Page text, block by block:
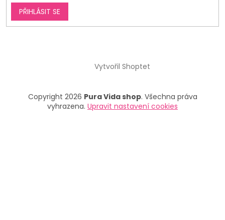
PŘIHLÁSIT SE
Vytvořil Shoptet
Copyright 2026 Pura Vida shop. Všechna práva
vyhrazena. Upravit nastavení cookies